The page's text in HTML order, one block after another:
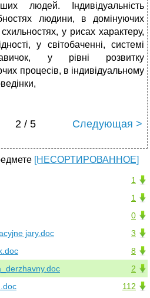
людей. Індивідуальність
людини, в домінуючих
у рисах характеру,
у світобаченні, системі
у рівні розвитку
процесів, в індивідуальному
2 / 5 Следующая >
[НЕСОРТИРОВАННОЕ]
1
1
0
3
jary.doc
8
2
112